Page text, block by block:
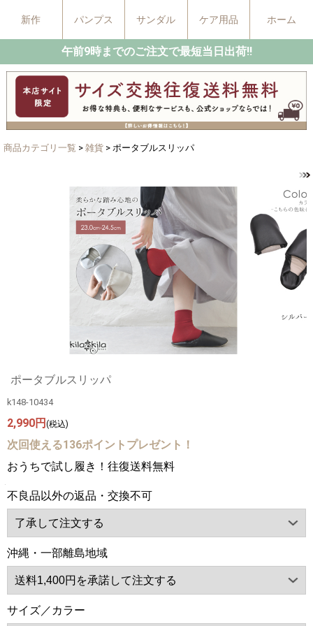
新作 パンプス サンダル ケア用品 ホーム
午前9時までのご注文で最短当日出荷!!
商品カテゴリ一覧 > 雑貨 > ポータブルスリッパ
ポータブルスリッパ
k148-10434
2,990円 (税込)
次回使える136ポイントプレゼント！
おうちで試し履き！往復送料無料
不良品以外の返品・交換不可
沖縄・一部離島地域
サイズ／カラー